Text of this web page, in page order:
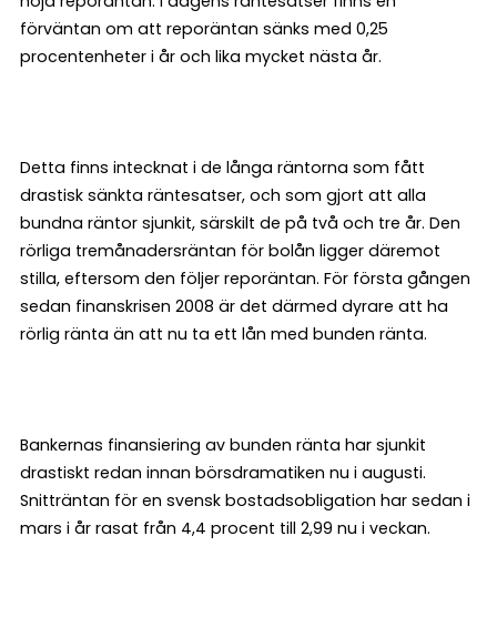
förväntan om att reporäntan sänks med 0,25
procentenheter i år och lika mycket nästa år.
Detta finns intecknat i de långa räntorna som fått
drastisk sänkta räntesatser, och som gjort att alla
bundna räntor sjunkit, särskilt de på två och tre år. Den
rörliga tremånadersräntan för bolån ligger däremot
stilla, eftersom den följer reporäntan. För första gången
sedan finanskrisen 2008 är det därmed dyrare att ha
rörlig ränta än att nu ta ett lån med bunden ränta.
Bankernas finansiering av bunden ränta har sjunkit
drastiskt redan innan börsdramatiken nu i augusti.
Snitträntan för en svensk bostadsobligation har sedan i
mars i år rasat från 4,4 procent till 2,99 nu i veckan.